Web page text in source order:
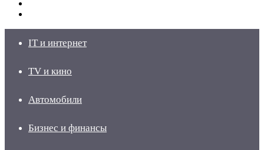
IT и интернет
TV и кино
Автомобили
Бизнес и финансы